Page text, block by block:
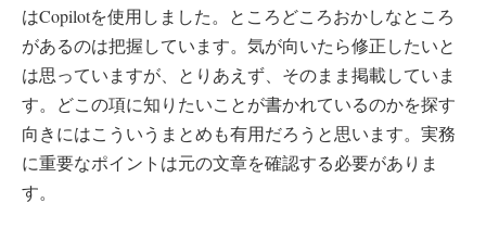
はCopilotを使用しました。ところどころおかしなところ
があるのは把握しています。気が向いたら修正したいと
は思っていますが、とりあえず、そのまま掲載していま
す。どこの項に知りたいことが書かれているのかを探す
向きにはこういうまとめも有用だろうと思います。実務
に重要なポイントは元の文章を確認する必要がありま
す。